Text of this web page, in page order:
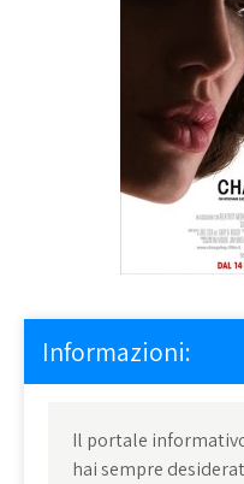
Informazioni:
Il portale
hai sempre